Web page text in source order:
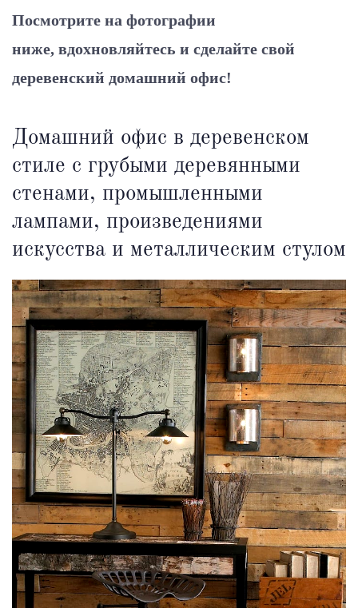
Посмотрите на фотографии
ниже, вдохновляйтесь и сделайте свой
деревенский домашний офис!
Домашний офис в деревенском
стиле с грубыми деревянными
стенами, промышленными
лампами, произведениями
искусства и металлическим стулом